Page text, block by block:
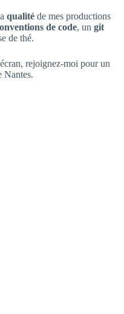
qualité de mes productions
de code, un git
de thé.
rejoignez-moi pour un
Nantes.